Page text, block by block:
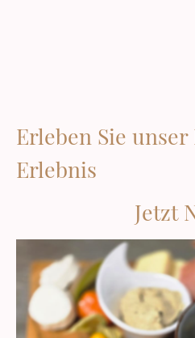
Erleben Sie
Erlebnis
Jetzt